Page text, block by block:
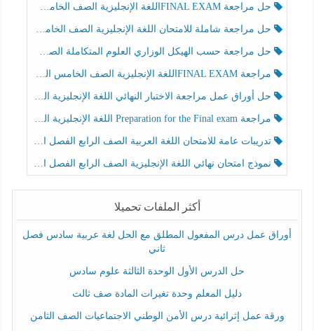
حل مراجعة FINAL EXAMاللغة الإنجليزية الصف الخامس الفصل الثالث
حل مراجعة شاملة للامتحان اللغة الإنجليزية الصف الخامس الفصل الثالث
حل مراجعة حسب الهيكل الوزاري العلوم المتكاملة الصف الخامس عام الفصل الثالث
مراجعة FINAL EXAMاللغة الإنجليزية الصف الخامس الفصل الثالث
حل أوراق عمل مراجعة الاختبار النهائي اللغة الإنجليزية الصف الرابع الفصل الثالث
مراجعة Preparation for the Final exam اللغة الإنجليزية الصف الرابع الفصل الثالث
تدريبات عامة للامتحان اللغة العربية الصف الرابع الفصل الثالث
نموذج امتحان نهائي اللغة الإنجليزية الصف الرابع الفصل الثالث
أكثر الملفات تحميلا
أوراق عمل درس المفعول المطلق مع الحل لغة عربية سادس فصل
ثاني
حل الدرس الأول الوحدة الثالثة علوم سادس
دليل المعلم وحدة تغيرات المادة صف ثالث
ورقة عمل إثرائية درس الأمن الوطني الاجتماعيات الصف الثامن